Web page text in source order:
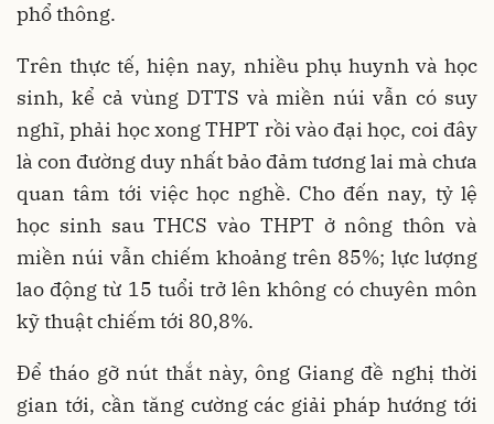
phổ thông.
Trên thực tế, hiện nay, nhiều phụ huynh và học
sinh, kể cả vùng DTTS và miền núi vẫn có suy
nghĩ, phải học xong THPT rồi vào đại học, coi đây
là con đường duy nhất bảo đảm tương lai mà chưa
quan tâm tới việc học nghề. Cho đến nay, tỷ lệ
học sinh sau THCS vào THPT ở nông thôn và
miền núi vẫn chiếm khoảng trên 85%; lực lượng
lao động từ 15 tuổi trở lên không có chuyên môn
kỹ thuật chiếm tới 80,8%.
Để tháo gỡ nút thắt này, ông Giang đề nghị thời
gian tới, cần tăng cường các giải pháp hướng tới